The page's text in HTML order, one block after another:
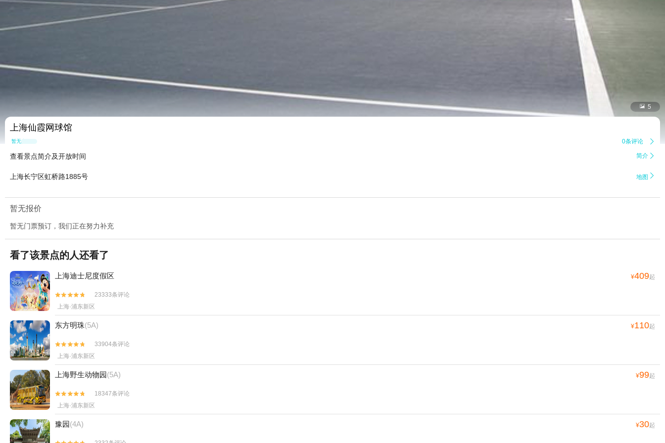
 5
上海仙霞网球馆
暂无点评 0条评论 
查看景点简介及开放时间 简介 
上海长宁区虹桥路1885号 地图 
暂无报价
暂无门票预订，我们正在努力补充
看了该景点的人还看了
上海迪士尼度假区 ¥409起


23333条评论
上海·浦东新区
东方明珠(5A) ¥110起


33904条评论
上海·浦东新区
上海野生动物园(5A) ¥99起


18347条评论
上海·浦东新区
豫园(4A) ¥30起